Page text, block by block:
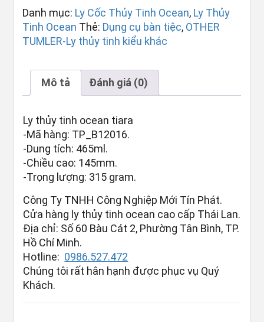
Danh mục: Ly Cốc Thủy Tinh Ocean, Ly Thủy
Tinh Ocean Thẻ: Dụng cụ bàn tiệc, OTHER
TUMLER-Ly thủy tinh kiểu khác
Mô tả Đánh giá (0)
Ly thủy tinh ocean tiara
-Mã hàng: TP_B12016.
-Dung tích: 465ml.
-Chiều cao: 145mm.
-Trọng lượng: 315 gram.
Công Ty TNHH Công Nghiệp Mới Tín Phát.
Cửa hàng ly thủy tinh ocean cao cấp Thái Lan.
Địa chỉ: Số 60 Bàu Cát 2, Phường Tân Bình, TP.
Hồ Chí Minh.
Hotline: 0986.527.472
Chúng tôi rất hân hạnh được phục vụ Quý
Khách.